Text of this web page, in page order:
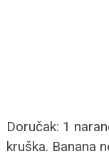
Doručak: 1
kruška. Banana